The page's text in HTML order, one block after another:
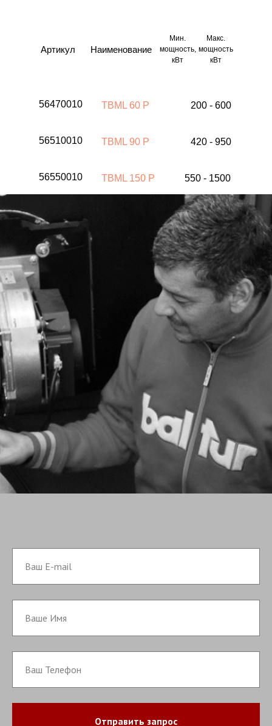
Артикул
Мин.
мощность,
кВт
Макс.
мощность
кВт
Наименование
56470010 TBML 60 P 200 - 600
56510010 TBML 90 P 420 - 950
56550010 TBML 150 P 550 - 1500
Запросить
Отправить запрос